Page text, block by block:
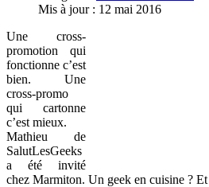
Mis à jour : 12 mai 2016
Une cross-
promotion qui
fonctionne c’est
bien. Une
cross-promo
qui cartonne
c’est mieux.
Mathieu de
SalutLesGeeks
a été invité
chez Marmiton. Un geek en cuisine ?